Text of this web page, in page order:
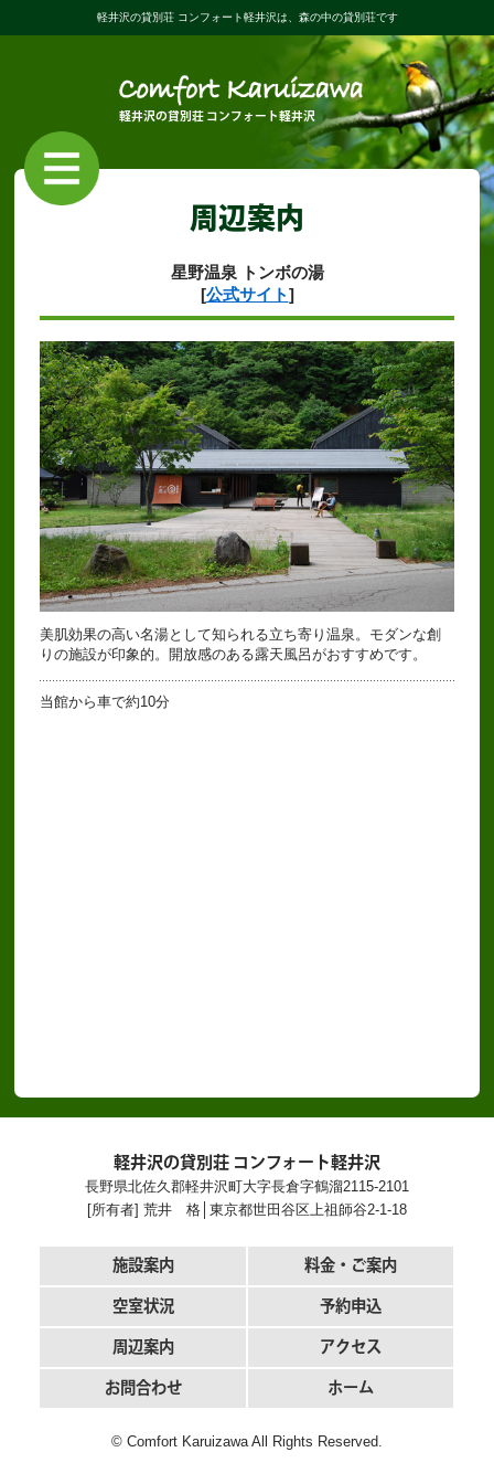
軽井沢の貸別荘 コンフォート軽井沢は、 森の中の貸別荘です
軽井沢の貸別荘 コンフォート軽井沢
周辺案内
星野温泉 トンボの湯
[公式サイト]
美肌効果の高い名湯として知られる立ち寄り温泉。モダンな創
りの施設が印象的。開放感のある露天風呂がおすすめです。
当館から車で約10分
軽井沢の貸別荘 コンフォート軽井沢
長野県北佐久郡軽井沢町大字長倉字鶴溜2115-2101
[所有者] 荒井 格│東京都世田谷区上祖師谷2-1-18
施設案内
料金・ご案内
空室状況
予約申込
周辺案内
アクセス
お問合わせ
ホーム
© Comfort Karuizawa All Rights Reserved.
料金・ご案内
お問合わせ ホーム